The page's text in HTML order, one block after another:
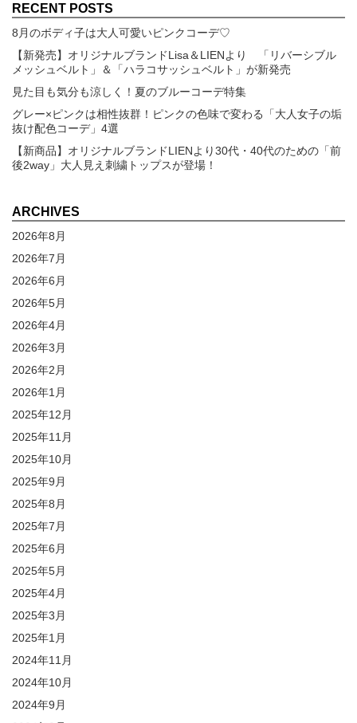
RECENT POSTS
8月のボディ子は大人可愛いピンクコーデ♡
【新発売】オリジナルブランドLisa＆LIENより 「リバーシブル
メッシュベルト」＆「ハラコサッシュベルト」が新発売
見た目も気分も涼しく！夏のブルーコーデ特集
グレー×ピンクは相性抜群！ピンクの色味で変わる「大人女子の垢
抜け配色コーデ」4選
【新商品】オリジナルブランドLIENより30代・40代のための「前
後2way」大人見え刺繍トップスが登場！
ARCHIVES
2026年8月
2026年7月
2026年6月
2026年5月
2026年4月
2026年3月
2026年2月
2026年1月
2025年12月
2025年11月
2025年10月
2025年9月
2025年8月
2025年7月
2025年6月
2025年5月
2025年4月
2025年3月
2025年1月
2024年11月
2024年10月
2024年9月